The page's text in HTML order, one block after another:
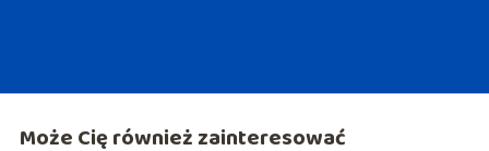
Może Cię również zainteresować